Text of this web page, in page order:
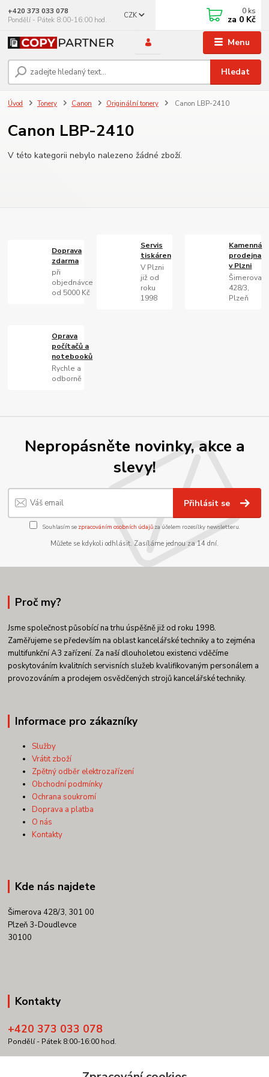
Menu
CZK
Hledat
+420 373 033 078
Pondělí - Pátek 8:00-16:00 hod.
0 ks
za 0 Kč
Úvod Tonery Canon Originální tonery Canon LBP-2410
Canon LBP-2410
V této kategorii nebylo nalezeno žádné zboží.
Doprava
zdarma
při
objednávce
od 5000 Kč
Servis
tiskáren
V Plzni
již od
roku
1998
Kamenná
prodejna
v Plzni
Šimerova
428/3,
Plzeň
Oprava
počítačů a
notebooků
Rychle a
odborně
Nepropásněte novinky, akce a
slevy!
Přihlásit se
Souhlasím se zpracováním osobních údajůza účelem rozesílky newsletteru.
Můžete se kdykoli odhlásit. Zasíláme jednou za 14 dní.
Proč my?
Jsme společnost působící na trhu úspěšně již od roku 1998.
Zaměřujeme se především na oblast kancelářské techniky a to zejména
multifunkční A3 zařízení. Za naší dlouholetou existenci vděčíme
poskytováním kvalitních servisních služeb kvalifikovaným personálem a
provozováním a prodejem osvědčených strojů kancelářské techniky.
Informace pro zákazníky
Služby
Vrátit zboží
Zpětný odběr elektrozařízení
Obchodní podmínky
Ochrana soukromí
Doprava a platba
O nás
Kontakty
Kde nás najdete
Šimerova 428/3, 301 00
Plzeň 3-Doudlevce
30100
Kontakty
+420 373 033 078
Pondělí - Pátek 8:00-16:00 hod.